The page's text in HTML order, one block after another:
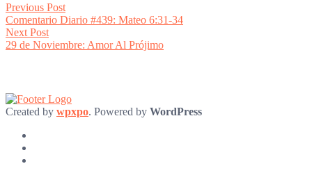
Post
navigation
Previous PostPrevious
post:
Comentario Diario #439: Mateo 6:31-34
Next PostNext
post:
29 de Noviembre: Amor Al Prójimo
Created by wpxpo. Powered by WordPress